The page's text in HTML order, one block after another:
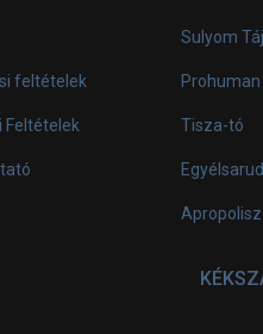
feltételek
Feltételek
Sulyom
Prohuman
Tisza-tó
Apropolisz